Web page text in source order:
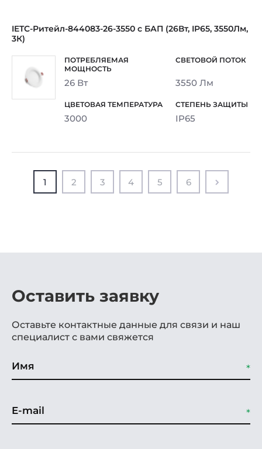
IETC-Ритейл-844083-26-3550 с БАП (26Вт, IP65, 3550Лм,
3К)
26 Вт 3550 Лм
3000 IP65
1 2 3 4 5 6
Оставить заявку
Оставьте контактные данные для связи и наш
специалист с вами свяжется